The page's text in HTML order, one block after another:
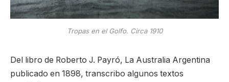
Tropas en el Golfo. Circa 1910
Del libro de Roberto J. Payró, La Australia Argentina
publicado en 1898, transcribo algunos textos